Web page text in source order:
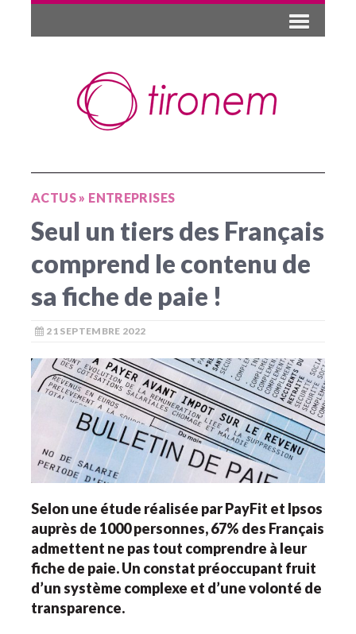
ACTUS» ENTREPRISES
Seul un tiers des Français
comprend le contenu de
sa fiche de paie !
21 SEPTEMBRE 2022
Selon une étude réalisée par PayFit et Ipsos
auprès de 1000 personnes, 67% des Français
admettent ne pas tout comprendre à leur
fiche de paie. Un constat préoccupant fruit
d’un système complexe et d’une volonté de
transparence.